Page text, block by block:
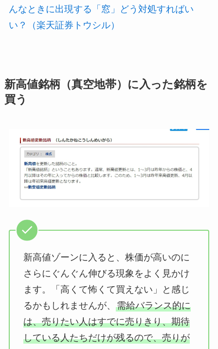
んなときに出現する「窓」どう対処すればい
い？（楽天証券トウシル）
新高値銘柄（真空地帯）に入った銘柄を
買う
新高値ゾーンに入ると、株価が高いのに
さらにぐんぐん伸びる現象をよく見かけ
ます。「高くて怖くて買えない」と感じ
るかもしれませんが、需給バランス的に
は、売りたい人はすでに売りきり、期待
している人たちだけが残るので、売りが